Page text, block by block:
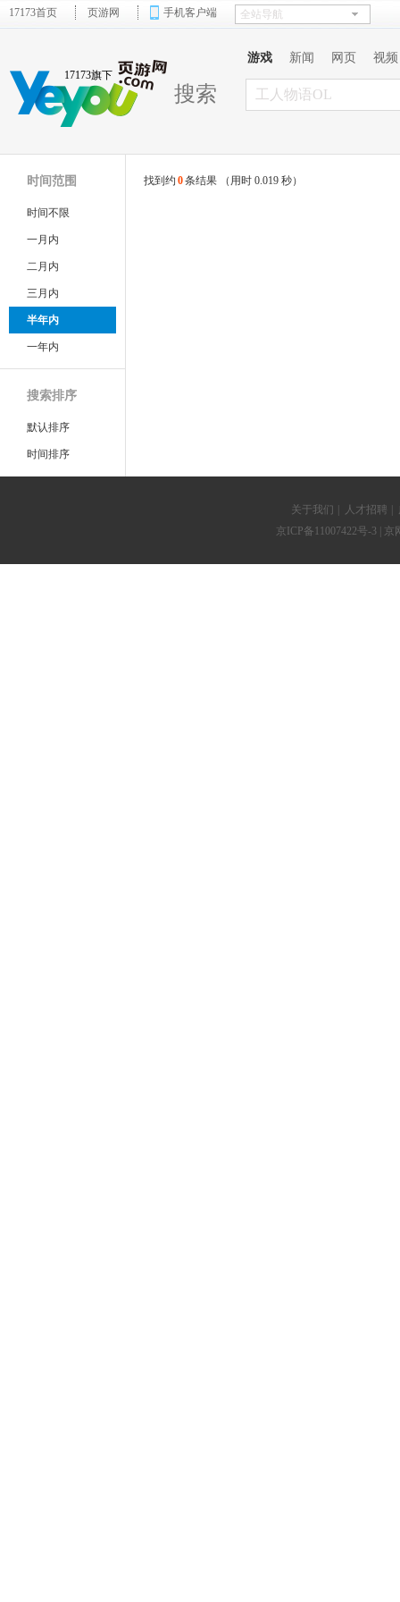
17173首页 页游网 手机客户端
17173旗下
游戏 新闻 网页 视频
搜索
时间范围
时间不限
一月内
二月内
三月内
半年内
一年内
搜索排序
默认排序
时间排序
找到约 0条结果 （用时 0.019 秒）
关于我们 人才招聘
京ICP备11007422号-3 |